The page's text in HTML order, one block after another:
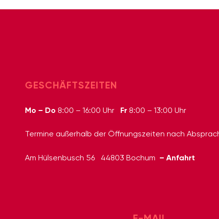
GESCHÄFTSZEITEN
Mo – Do 8:00 – 16:00 Uhr Fr8:00 – 13:00 Uhr
Termine außerhalb der Öffnungszeiten nach
Am Hülsenbusch 56 44803 Bochum – Anfahrt